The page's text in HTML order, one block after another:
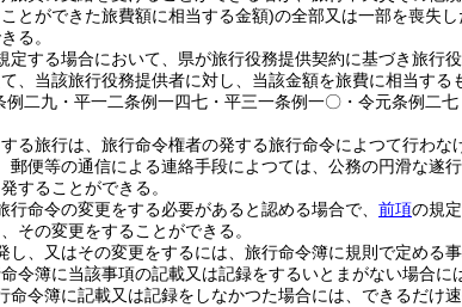
とができた旅費額に相当する金額)の全部又は一部を喪失
る。
定する場合において、県が旅行役務提供契約に基づき旅行
、当該旅行役務提供者に対し、当該金額を旅費に相当する
二九・平一二条例一四七・平三一条例一〇・令元条例二
る旅行は、旅行命令権者の発する旅行命令によつて行わな
郵便等の通信による連絡手段によつては、公務の円滑な遂
することができる。
命令の変更をする必要があると認める場合で、 前項の規
その変更をすることができる。
し、又はその変更をするには、旅行命令簿に規則で定める
令簿に当該事項の記載又は記録をするいとまがない場合に
命令簿に記載又は記録をしなかつた場合には、できるだけ